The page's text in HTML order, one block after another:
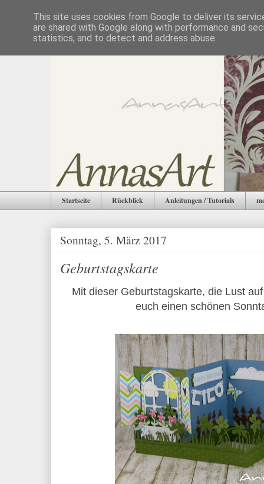
Startseite Rückblick Anleitungen / Tutorials
Sonntag, 5. März 2017
Geburtstagskarte
Mit dieser Geburtstagskarte, die Lust
euch einen schönen
This site uses cookies from Google to deliver its
are shared with Google along with performance and
statistics, and to detect and address abuse.